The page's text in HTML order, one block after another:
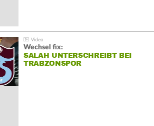
Wechsel fix:
SALAH UNTERSCHREIBT BEI
TRABZONSPOR